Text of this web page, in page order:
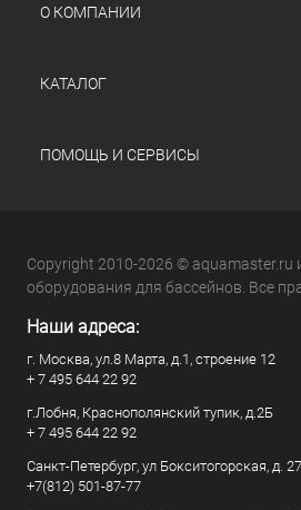
О КОМПАНИИ
КАТАЛОГ
ПОМОЩЬ И СЕРВИСЫ
Copyright 2010-2026 © aquamaster.ru
оборудования для бассейнов. Все
Наши адреса:
г. Москва, ул.8 Марта, д.1, строение 12
+ 7 495 644 22 92
г.Лобня, Краснополянский тупик, д.2Б
+ 7 495 644 22 92
Санкт-Петербург, ул Бокситогорская, д.
+7(812) 501-87-77